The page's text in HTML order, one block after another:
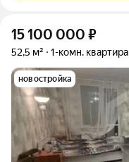
15 100 000 ₽
52,5 м² 1-комн. квартира
новостройка